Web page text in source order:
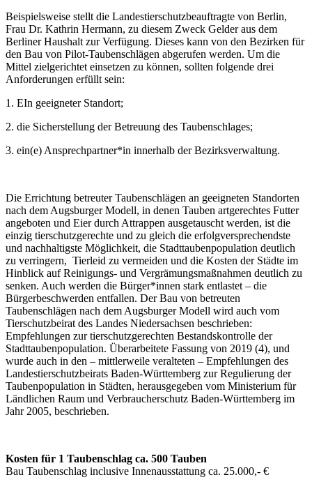
Beispielsweise stellt die Landestierschutzbeauftragte von Berlin,
Frau Dr. Kathrin Hermann, zu diesem Zweck Gelder aus dem
Berliner Haushalt zur Verfügung. Dieses kann von den Bezirken für
den Bau von Pilot-Taubenschlägen abgerufen werden. Um die
Mittel zielgerichtet einsetzen zu können, sollten folgende drei
Anforderungen erfüllt sein:
1. EIn geeigneter Standort;
2. die Sicherstellung der Betreuung des Taubenschlages;
3. ein(e) Ansprechpartner*in innerhalb der Bezirksverwaltung.
Die Errichtung betreuter Taubenschlägen an geeigneten Standorten
nach dem Augsburger Modell, in denen Tauben artgerechtes Futter
angeboten und Eier durch Attrappen ausgetauscht werden, ist die
einzig tierschutzgerechte und zu gleich die erfolgversprechendste
und nachhaltigste Möglichkeit, die Stadttaubenpopulation deutlich
zu verringern, Tierleid zu vermeiden und die Kosten der Städte im
Hinblick auf Reinigungs- und Vergrämungsmaßnahmen deutlich zu
senken. Auch werden die Bürger*innen stark entlastet – die
Bürgerbeschwerden entfallen. Der Bau von betreuten
Taubenschlägen nach dem Augsburger Modell wird auch vom
Tierschutzbeirat des Landes Niedersachsen beschrieben:
Empfehlungen zur tierschutzgerechten Bestandskontrolle der
Stadttaubenpopulation. Überarbeitete Fassung von 2019 (4), und
wurde auch in den – mittlerweile veralteten – Empfehlungen des
Landestierschutzbeirats Baden-Württemberg zur Regulierung der
Taubenpopulation in Städten, herausgegeben vom Ministerium für
Ländlichen Raum und Verbraucherschutz Baden-Württemberg im
Jahr 2005, beschrieben.
Kosten für 1 Taubenschlag ca. 500 Tauben
Bau Taubenschlag inclusive Innenausstattung ca. 25.000,- €